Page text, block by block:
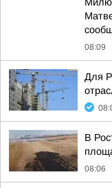
08:09
Для
В
08:06